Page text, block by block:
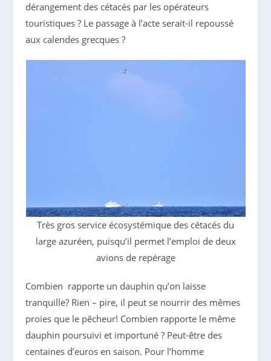
dérangement des cétacés par les opérateurs
touristiques ? Le passage à l’acte serait-il repoussé
aux calendes grecques ?
Très gros service écosystémique des cétacés du
large azuréen, puisqu’il permet l’emploi de deux
avions de repérage
Combien rapporte un dauphin qu’on laisse
tranquille? Rien – pire, il peut se nourrir des mêmes
proies que le pêcheur! Combien rapporte le même
dauphin poursuivi et importuné ? Peut-être des
centaines d’euros en saison. Pour l’homme